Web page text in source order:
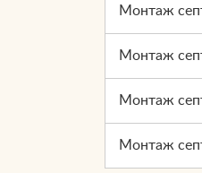
Монтаж
Монтаж
Монтаж
Монтаж